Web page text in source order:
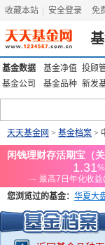
收藏本站 安全登录 免
基金数据 基金净值 投顾
基金公司
基金品种 新发
天天基金网 > 基金档案 >
您浏览过的基金： 华夏大
添富优势 华安宏利 上证